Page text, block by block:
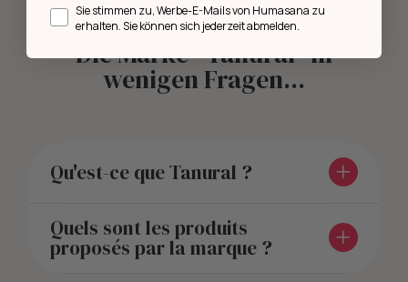
Die Marke "Tanural" in
wenigen Fragen...
Qu'est-ce que Tanural ?
Quels sont les produits
proposés par la marque ?
Opt inSie stimmen zu, Werbe-E-Mails von Humasana zu
erhalten. Sie können sich jederzeit abmelden.